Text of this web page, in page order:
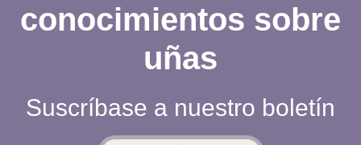
conocimientos sobre
uñas
Suscríbase a nuestro boletín